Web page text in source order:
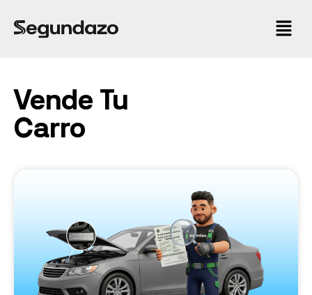
Vende Tu
Carro